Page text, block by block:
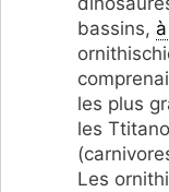
bassins,
les plus
les
Les